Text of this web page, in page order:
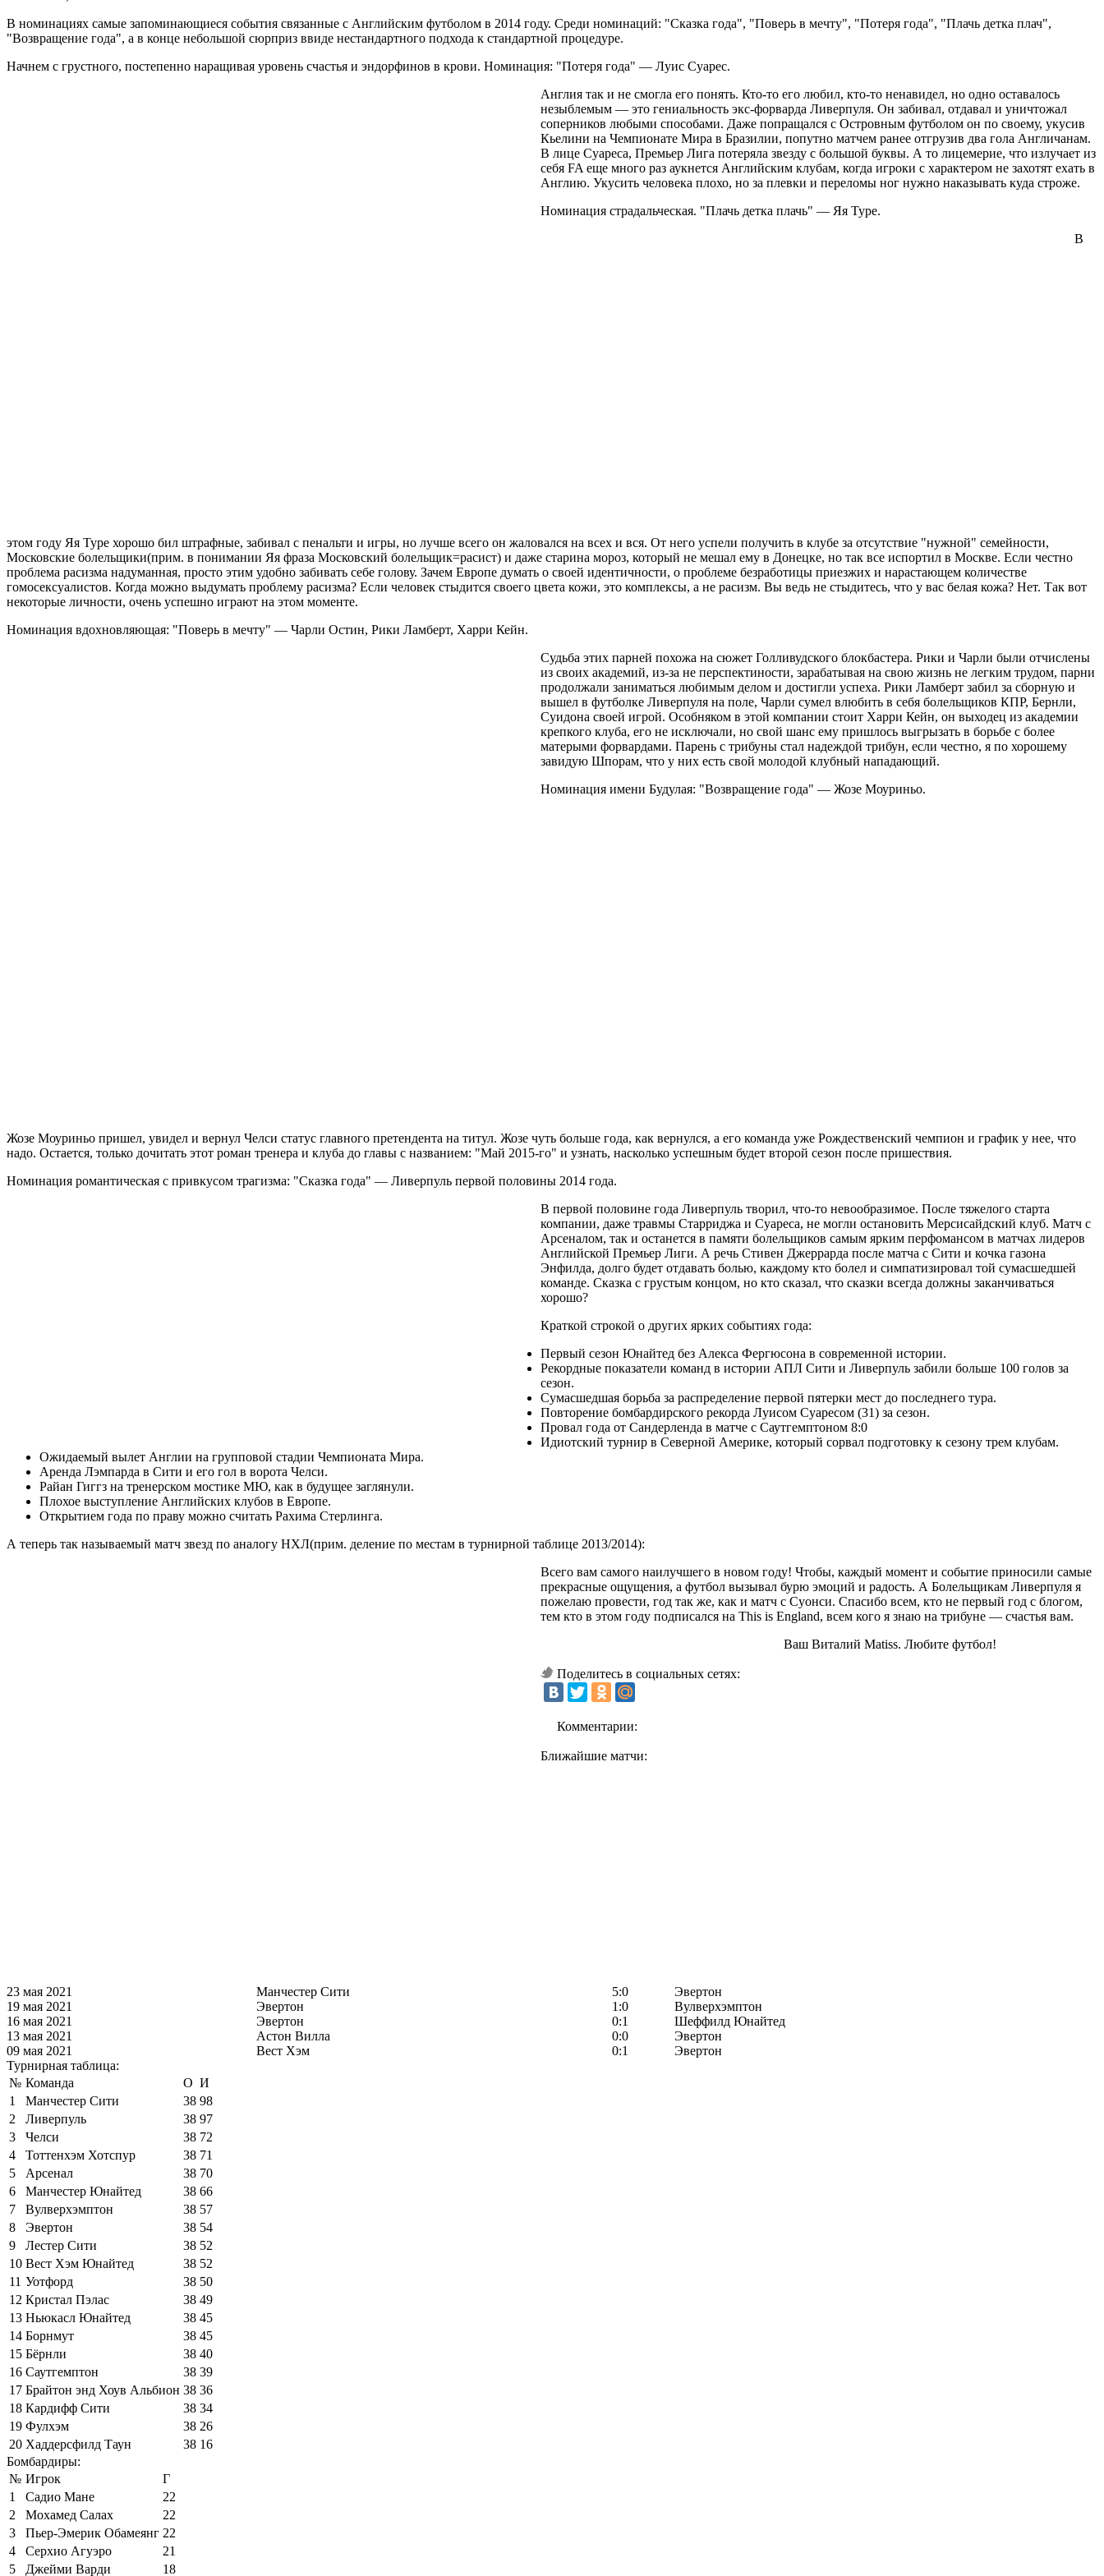
В номинациях самые запоминающиеся события связанные с Английским футболом в 2014 году. Среди номинаций: "Сказка года", "Поверь в мечту", "Потеря года", "Плачь детка плач",
"Возвращение года", а в конце небольшой сюрприз ввиде нестандартного подхода к стандартной процедуре.
Начнем с грустного, постепенно наращивая уровень счастья и эндорфинов в крови. Номинация: "Потеря года" — Луис Суарес.
Англия так и не смогла его понять. Кто-то его любил, кто-то ненавидел, но одно оставалось
незыблемым — это гениальность экс-форварда Ливерпуля. Он забивал, отдавал и уничтожал
соперников любыми способами. Даже попращался с Островным футболом он по своему, укусив
Кьелини на Чемпионате Мира в Бразилии, попутно матчем ранее отгрузив два гола Англичанам.
В лице Суареса, Премьер Лига потеряла звезду с большой буквы. А то лицемерие, что излучает из
себя FA еще много раз аукнется Английским клубам, когда игроки с характером не захотят ехать в
Англию. Укусить человека плохо, но за плевки и переломы ног нужно наказывать куда строже.
Номинация страдальческая. "Плачь детка плачь" — Яя Туре.
В
этом году Яя Туре хорошо бил штрафные, забивал с пенальти и игры, но лучше всего он жаловался на всех и вся. От него успели получить в клубе за отсутствие "нужной" семейности,
Московские болельщики(прим. в понимании Яя фраза Московский болельщик=расист) и даже старина мороз, который не мешал ему в Донецке, но так все испортил в Москве. Если честно
проблема расизма надуманная, просто этим удобно забивать себе голову. Зачем Европе думать о своей идентичности, о проблеме безработицы приезжих и нарастающем количестве
гомосексуалистов. Когда можно выдумать проблему расизма? Если человек стыдится своего цвета кожи, это комплексы, а не расизм. Вы ведь не стыдитесь, что у вас белая кожа? Нет. Так вот
некоторые личности, очень успешно играют на этом моменте.
Номинация вдохновляющая: "Поверь в мечту" — Чарли Остин, Рики Ламберт, Харри Кейн.
Судьба этих парней похожа на сюжет Голливудского блокбастера. Рики и Чарли были отчислены
из своих академий, из-за не перспектиности, зарабатывая на свою жизнь не легким трудом, парни
продолжали заниматься любимым делом и достигли успеха. Рики Ламберт забил за сборную и
вышел в футболке Ливерпуля на поле, Чарли сумел влюбить в себя болельщиков КПР, Бернли,
Суидона своей игрой. Особняком в этой компании стоит Харри Кейн, он выходец из академии
крепкого клуба, его не исключали, но свой шанс ему пришлось выгрызать в борьбе с более
матерыми форвардами. Парень с трибуны стал надеждой трибун, если честно, я по хорошему
завидую Шпорам, что у них есть свой молодой клубный нападающий.
Номинация имени Будулая: "Возвращение года" — Жозе Моуриньо.
Жозе Моуриньо пришел, увидел и вернул Челси статус главного претендента на титул. Жозе чуть больше года, как вернулся, а его команда уже Рождественский чемпион и график у нее, что
надо. Остается, только дочитать этот роман тренера и клуба до главы с названием: "Май 2015-го" и узнать, насколько успешным будет второй сезон после пришествия.
Номинация романтическая с привкусом трагизма: "Сказка года" — Ливерпуль первой половины 2014 года.
В первой половине года Ливерпуль творил, что-то невообразимое. После тяжелого старта
компании, даже травмы Старриджа и Суареса, не могли остановить Мерсисайдский клуб. Матч с
Арсеналом, так и останется в памяти болельщиков самым ярким перфомансом в матчах лидеров
Английской Премьер Лиги. А речь Стивен Джеррарда после матча с Сити и кочка газона
Энфилда, долго будет отдавать болью, каждому кто болел и симпатизировал той сумасшедшей
команде. Сказка с грустым концом, но кто сказал, что сказки всегда должны заканчиваться
хорошо?
Краткой строкой о других ярких событиях года:
Первый сезон Юнайтед без Алекса Фергюсона в современной истории.
Рекордные показатели команд в истории АПЛ Сити и Ливерпуль забили больше 100 голов за
сезон.
Сумасшедшая борьба за распределение первой пятерки мест до последнего тура.
Повторение бомбардирского рекорда Луисом Суаресом (31) за сезон.
Провал года от Сандерленда в матче с Саутгемптоном 8:0
Идиотский турнир в Северной Америке, который сорвал подготовку к сезону трем клубам.
Ожидаемый вылет Англии на групповой стадии Чемпионата Мира.
Аренда Лэмпарда в Сити и его гол в ворота Челси.
Райан Гиггз на тренерском мостике МЮ, как в будущее заглянули.
Плохое выступление Английских клубов в Европе.
Открытием года по праву можно считать Рахима Стерлинга.
А теперь так называемый матч звезд по аналогу НХЛ(прим. деление по местам в турнирной таблице 2013/2014):
Всего вам самого наилучшего в новом году! Чтобы, каждый момент и событие приносили самые
прекрасные ощущения, а футбол вызывал бурю эмоций и радость. А Болельщикам Ливерпуля я
пожелаю провести, год так же, как и матч с Суонси. Спасибо всем, кто не первый год с блогом,
тем кто в этом году подписался на This is England, всем кого я знаю на трибуне — счастья вам.
Ваш Виталий Matiss. Любите футбол!
Поделитесь в социальных сетях:
Комментарии:
Ближайшие матчи:
23 мая 2021 Манчестер Сити 5:0
Эвертон
19 мая 2021
Эвертон 1:0
Вулверхэмптон
16 мая 2021
Эвертон 0:1
Шеффилд Юнайтед
13 мая 2021
Астон Вилла 0:0
Эвертон
09 мая 2021
Вест Хэм 0:1
Эвертон
Турнирная таблица:
№ Команда О И
1
Манчестер Сити 38 98
2
Ливерпуль 38 97
3
Челси 38 72
4
Тоттенхэм Хотспур 38 71
5
Арсенал 38 70
6
Манчестер Юнайтед 38 66
7
Вулверхэмптон 38 57
8
Эвертон 38 54
9
Лестер Сити 38 52
10 Вест Хэм Юнайтед 38 52
11 Уотфорд 38 50
12 Кристал Пэлас 38 49
13 Ньюкасл Юнайтед 38 45
14 Борнмут 38 45
15 Бёрнли 38 40
16 Саутгемптон 38 39
17 Брайтон энд Хоув Альбион 38 36
18 Кардифф Сити 38 34
19 Фулхэм 38 26
20 Хаддерсфилд Таун 38 16
Бомбардиры:
№ Игрок
Г
1
Садио Мане
22
2
Мохамед Салах
22
3
Пьер-Эмерик Обамеянг 22
4
Серхио Агуэро
21
5
Джейми Варди 18